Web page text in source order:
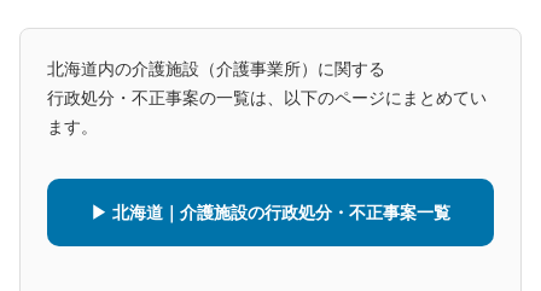
北海道内の介護施設（介護事業所）に関する
行政処分・不正事案の一覧は、以下のページにまとめてい
ます。
▶ 北海道｜介護施設の行政処分・不正事案一覧